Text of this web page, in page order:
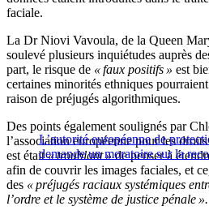
faciale.
La Dr Niovi Vavoula, de la Queen
soulevé plusieurs inquiétudes auprès
part, le risque de « faux positifs » est
certaines minorités ethniques
raison de préjugés algorithmiques.
L’autorité européenne de
demande un moratoire sur la
Des points également soulignés par
l’association européenne pour les
est était« troublant »de penser à
afin de couvrir les images faciales, et
des « préjugés raciaux systémiques
l’ordre et le système de justice pénale ».